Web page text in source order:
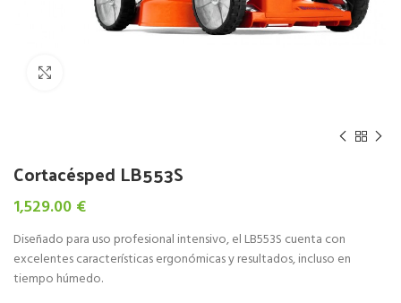
Cortacésped LB553S
1,529.00 €
Diseñado para uso profesional intensivo, el LB553S cuenta con
excelentes características ergonómicas y resultados, incluso en
tiempo húmedo.